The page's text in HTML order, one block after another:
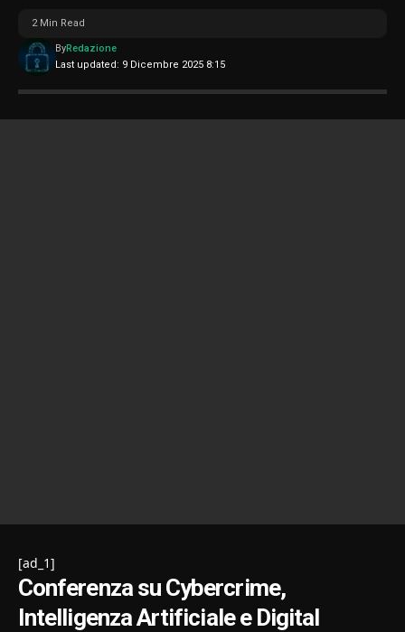
Last updated: 9 Dicembre 2025 8:15
ByRedazione
2 Min Read
[ad_1]
Conferenza su Cybercrime,
Intelligenza Artificiale e Digital